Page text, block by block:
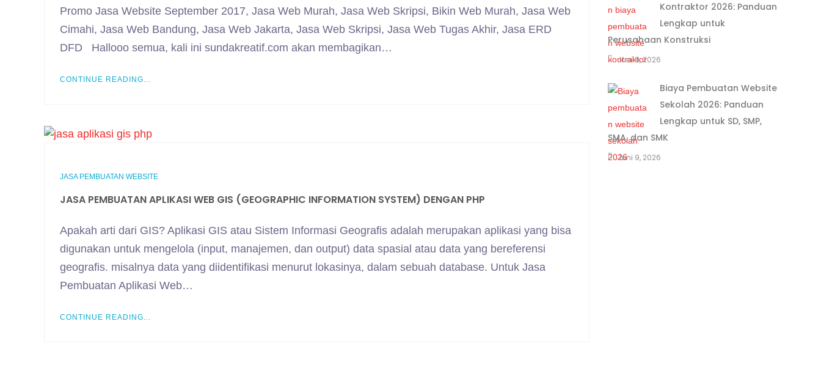
Promo Jasa Website September 2017, Jasa Web Murah, Jasa Web Skripsi, Bikin Web Murah, Jasa Web
Cimahi, Jasa Web Bandung, Jasa Web Jakarta, Jasa Web Skripsi, Jasa Web Tugas Akhir, Jasa ERD
DFD Hallooo semua, kali ini sundakreatif.com akan membagikan…
CONTINUE READING...
JASA PEMBUATAN WEBSITE
JASA PEMBUATAN APLIKASI WEB GIS (GEOGRAPHIC INFORMATION SYSTEM) DENGAN PHP
Apakah arti dari GIS? Aplikasi GIS atau Sistem Informasi Geografis adalah merupakan aplikasi yang bisa
digunakan untuk mengelola (input, manajemen, dan output) data spasial atau data yang bereferensi
geografis. misalnya data yang diidentifikasi menurut lokasinya, dalam sebuah database. Untuk Jasa
Pembuatan Aplikasi Web…
CONTINUE READING...
Kontraktor 2026: Panduan
Lengkap untuk
Perusahaan Konstruksi
Juni 9, 2026
Biaya Pembuatan Website
Sekolah 2026: Panduan
Lengkap untuk SD, SMP,
SMA, dan SMK
Juni 9, 2026